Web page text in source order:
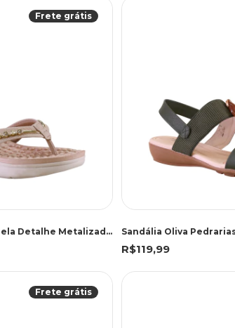
Frete grátis
Sandália Creme Anabela Detalhe Metalizado | Modare Sandália Oliva
R$119,99
Frete grátis